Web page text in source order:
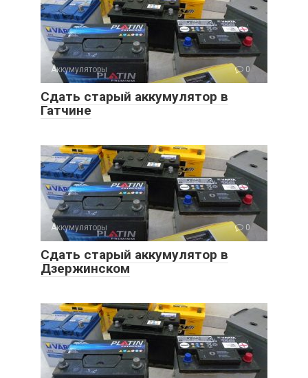
Аккумуляторы 0
Сдать старый аккумулятор в
Гатчине
Аккумуляторы 0
Сдать старый аккумулятор в
Дзержинском